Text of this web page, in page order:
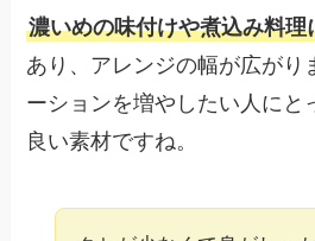
濃いめの味付けや煮込み料理
あり、アレンジの幅が広がり
ーションを増やしたい人にと
良い素材ですね。